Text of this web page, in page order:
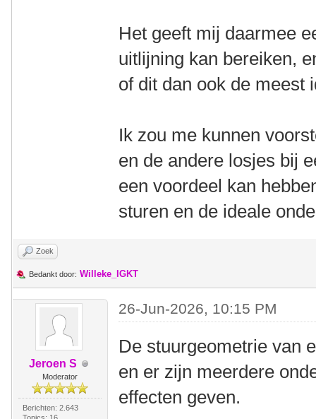
Het geeft mij daarmee
uitlijning kan bereiken,
of dit dan ook de meest
Ik zou me kunnen
en de andere losjes bij
een voordeel kan
sturen en de ideale
Zoek
Bedankt door: Willeke_IGKT
Jeroen S
Moderator
Berichten: 2.643
26-Jun-2026, 10:15 PM
De stuurgeometrie van
en er zijn meerdere
effecten geven.